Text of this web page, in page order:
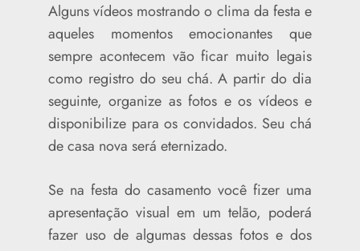
Alguns vídeos mostrando o clima da festa e
aqueles momentos emocionantes que
sempre acontecem vão ficar muito legais
como registro do seu chá. A partir do dia
seguinte, organize as fotos e os vídeos e
disponibilize para os convidados. Seu chá
de casa nova será eternizado.
Se na festa do casamento você fizer uma
apresentação visual em um telão, poderá
fazer uso de algumas dessas fotos e dos